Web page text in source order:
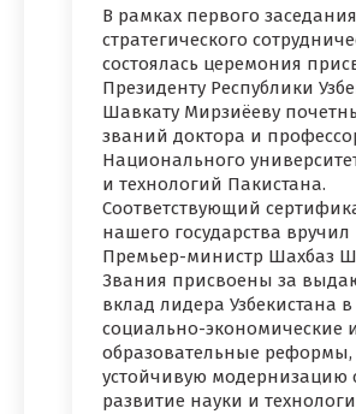
В рамках первого
стратегического
состоялась церемония
Президенту Республики
Шавкату Мирзиёеву
званий доктора и
Национального
и технологий Пакистана.
Соответствующий
нашего государства вручил
Премьер-министр Шахбаз
Звания присвоены за
вклад лидера Узбекистана в
социально-экономические
образовательные реформы,
устойчивую модернизацию
развитие науки и